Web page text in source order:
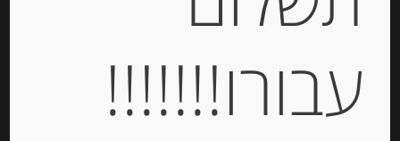
מחיר ל 100 גרם: 36.67 ש"ח
יחידות
עבורו!!!!!!!